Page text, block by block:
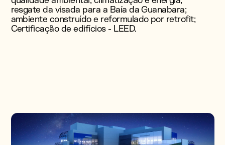
resgate da visada para a Baía da Guanabara;
ambiente construído e reformulado por retrofit;
Certificação de edifícios - LEED.